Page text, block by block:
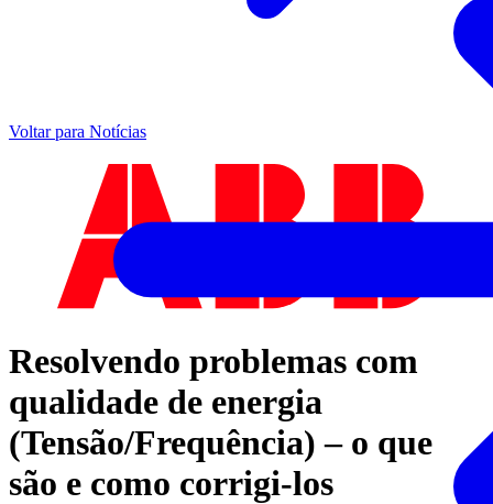
Voltar para Notícias
Resolvendo problemas com
qualidade de energia
(Tensão/Frequência) – o que
são e como corrigi-los